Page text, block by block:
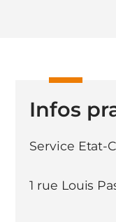
Infos
Service Etat-
1 rue Louis